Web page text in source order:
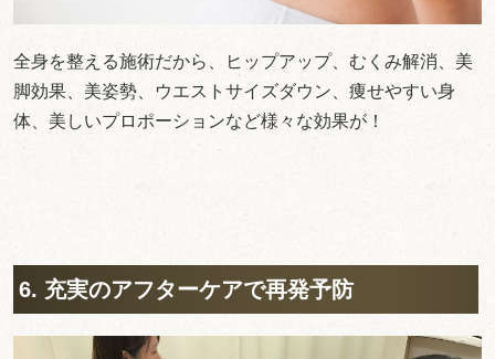
全身を整える施術だから、ヒップアップ、むくみ解消、美
脚効果、美姿勢、ウエストサイズダウン、痩せやすい身
体、美しいプロポーションなど様々な効果が！
6. 充実のアフターケアで再発予防